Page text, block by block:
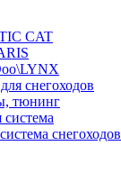
CAT
снегоходов
тюнинг
снегоходов